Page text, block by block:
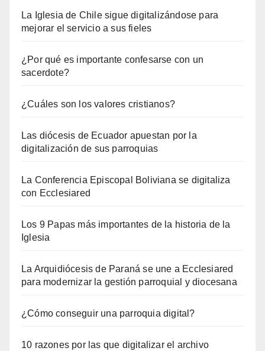
La Iglesia de Chile sigue digitalizándose para
mejorar el servicio a sus fieles
¿Por qué es importante confesarse con un
sacerdote?
¿Cuáles son los valores cristianos?
Las diócesis de Ecuador apuestan por la
digitalización de sus parroquias
La Conferencia Episcopal Boliviana se digitaliza
con Ecclesiared
Los 9 Papas más importantes de la historia de la
Iglesia
La Arquidiócesis de Paraná se une a Ecclesiared
para modernizar la gestión parroquial y diocesana
¿Cómo conseguir una parroquia digital?
10 razones por las que digitalizar el archivo